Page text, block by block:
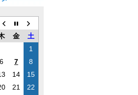
金
土
1
6 7
8
14
15
21
22